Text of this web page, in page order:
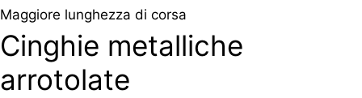
Cinghie metalliche
arrotolate
Maggiore lunghezza di corsa